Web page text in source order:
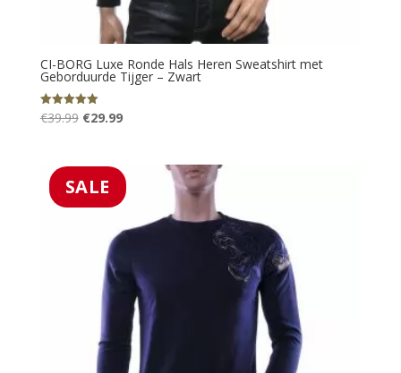
CI-BORG Luxe Ronde Hals Heren Sweatshirt met
Geborduurde Tijger – Zwart
Gewaardeerd
5.00
€39.99 Oorspronkelijke
€39.99.
€29.99Huidige
€29.99.
SALE